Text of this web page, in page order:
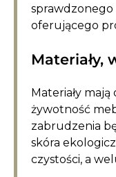
oferującego
Materiały,
Materiały
żywotność
zabrudzenia
skóra
czystości, a